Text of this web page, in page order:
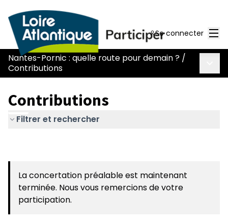
Se connecter
Nantes-Pornic : quelle route pour demain ? /
Contributions
Contributions
Filtrer et rechercher
La concertation préalable est maintenant
terminée. Nous vous remercions de votre
participation.